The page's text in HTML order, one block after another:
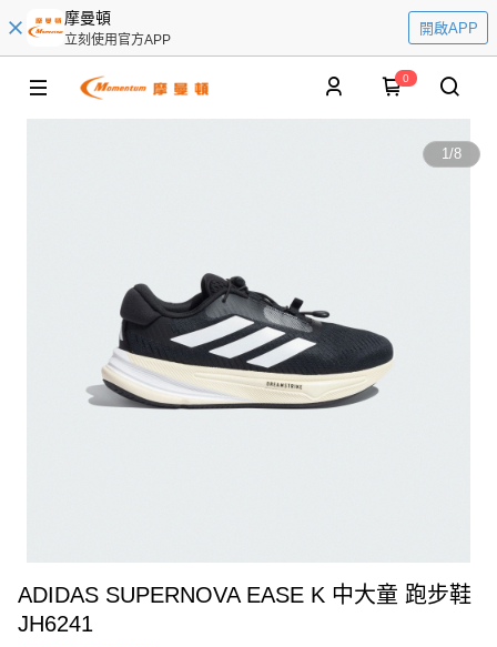
摩曼頓
立刻使用官方APP
開啟APP
0
1/8
ADIDAS SUPERNOVA EASE K 中大童 跑步鞋
JH6241